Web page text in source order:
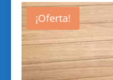
¡Oferta!